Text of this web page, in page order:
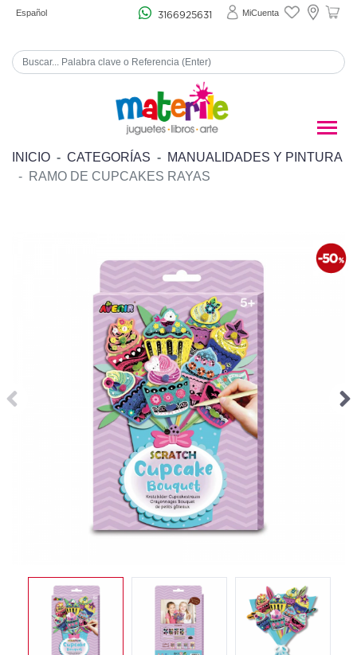
Español 3166925631 MiCuenta
INICIO CATEGORÍAS
MANUALIDADES Y PINTURA
RAMO DE CUPCAKES RAYAS